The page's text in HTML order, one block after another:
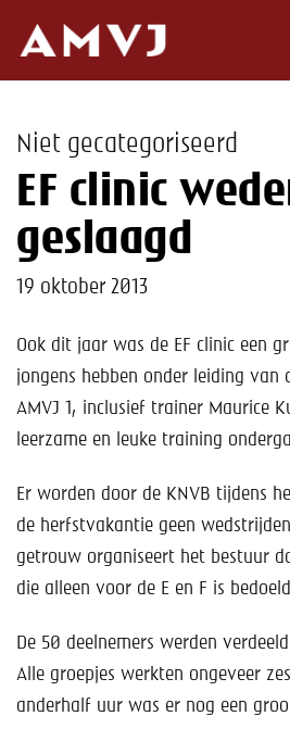
Wedstrijden
Nieuws
Teams
Toekomst
Kalender
Help mee!
Shop
Contact
Niet gecategoriseerd
EF clinic
geslaagd
19 oktober 2013
Ook dit jaar was de EF clinic een
jongens hebben onder leiding van
AMVJ 1, inclusief trainer Maurice
leerzame en leuke training
Er worden door de KNVB tijdens
de herfstvakantie geen
getrouw organiseert het bestuur
die alleen voor de E en F is
De 50 deelnemers werden
Alle groepjes werkten ongeveer
anderhalf uur was er nog een